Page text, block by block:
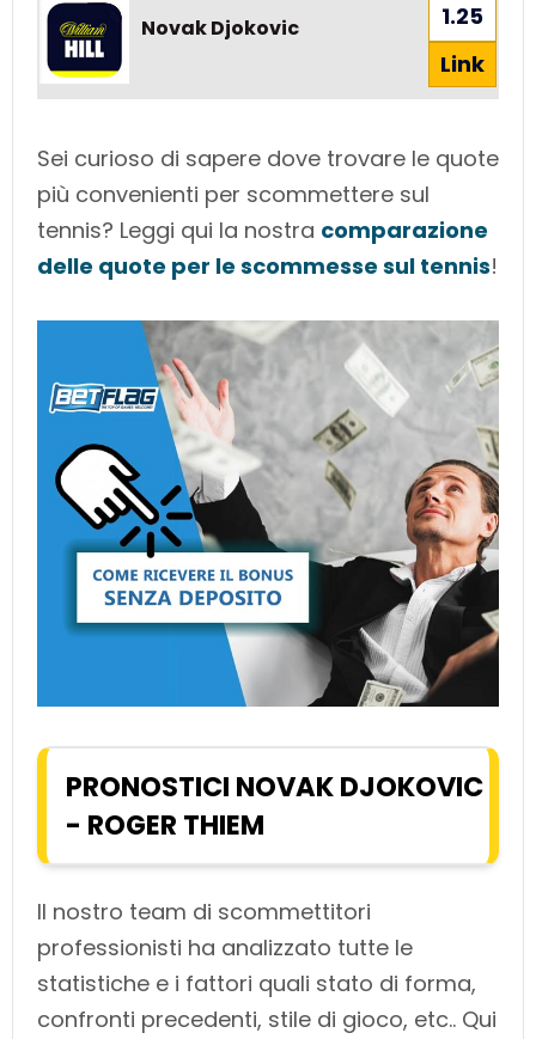
Novak Djokovic
1.25
Link
Sei curioso di sapere dove trovare le quote
più convenienti per scommettere sul
tennis? Leggi qui la nostra comparazione
delle quote per le scommesse sul tennis!
PRONOSTICI NOVAK DJOKOVIC
- ROGER THIEM
Il nostro team di scommettitori
professionisti ha analizzato tutte le
statistiche e i fattori quali stato di forma,
confronti precedenti, stile di gioco, etc.. Qui